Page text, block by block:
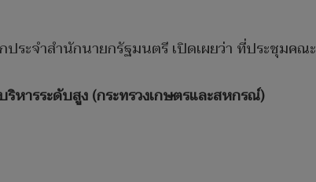
ระจำสำนักนายกรัฐมนตรี เปิดเผยว่า ที่ประชุมค
หารระดับสูง (กระทรวงเกษตรและสหกรณ์)